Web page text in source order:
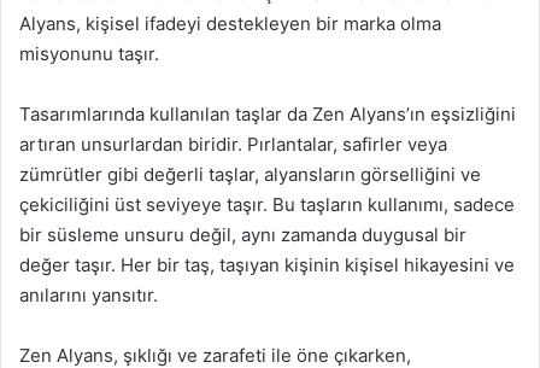
Alyans, kişisel ifadeyi destekleyen bir marka olma
misyonunu taşır.
Tasarımlarında kullanılan taşlar da Zen Alyans’ın eşsizliğini
artıran unsurlardan biridir. Pırlantalar, safirler veya
zümrütler gibi değerli taşlar, alyansların görselliğini ve
çekiciliğini üst seviyeye taşır. Bu taşların kullanımı, sadece
bir süsleme unsuru değil, aynı zamanda duygusal bir
değer taşır. Her bir taş, taşıyan kişinin kişisel hikayesini ve
anılarını yansıtır.
Zen Alyans, şıklığı ve zarafeti ile öne çıkarken,